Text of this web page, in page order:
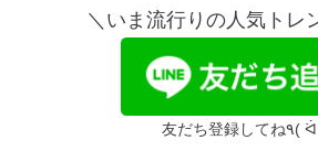
もの｜500円のギ
ジェントルマック
おすすめ6選
＼いま流行りの人気トレ